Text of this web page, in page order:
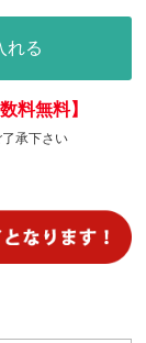
れる
料無料】
承下さい